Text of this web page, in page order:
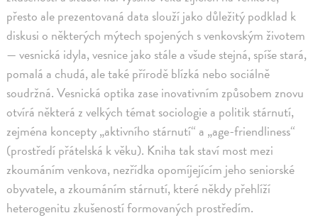
přesto ale prezentovaná data slouží jako důležitý podklad k
diskusi o některých mýtech spojených s venkovským životem
— vesnická idyla, vesnice jako stále a všude stejná, spíše stará,
pomalá a chudá, ale také přírodě blízká nebo sociálně
soudržná. Vesnická optika zase inovativním způsobem znovu
otvírá některá z velkých témat sociologie a politik stárnutí,
zejména koncepty „aktivního stárnutí“ a „age-friendliness“
(prostředí přátelská k věku). Kniha tak staví most mezi
zkoumáním venkova, nezřídka opomíjejícím jeho seniorské
obyvatele, a zkoumáním stárnutí, které někdy přehlíží
heterogenitu zkušeností formovaných prostředím.